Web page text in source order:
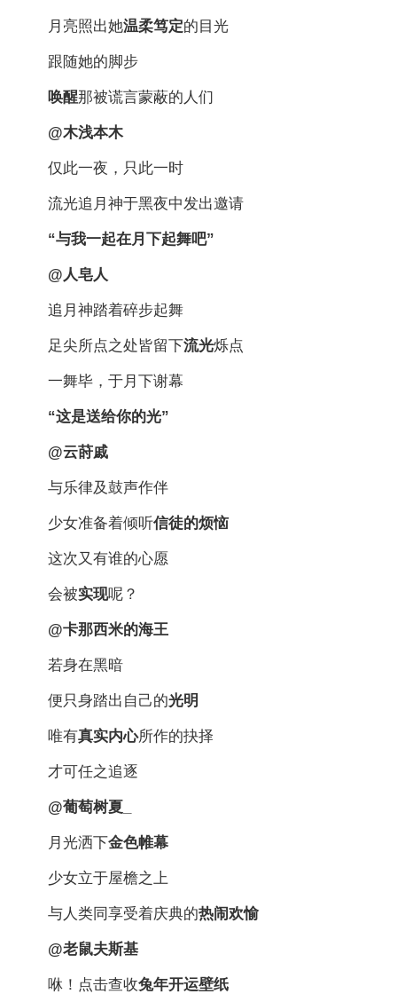
月亮照出她温柔笃定的目光
跟随她的脚步
唤醒那被谎言蒙蔽的人们
@木浅本木
仅此一夜，只此一时
流光追月神于黑夜中发出邀请
“与我一起在月下起舞吧”
@人皂人
追月神踏着碎步起舞
足尖所点之处皆留下流光烁点
一舞毕，于月下谢幕
“这是送给你的光”
@云莳戚
与乐律及鼓声作伴
少女准备着倾听信徒的烦恼
这次又有谁的心愿
会被实现呢？
@卡那西米的海王
若身在黑暗
便只身踏出自己的光明
唯有真实内心所作的抉择
才可任之追逐
@葡萄树夏_
月光洒下金色帷幕
少女立于屋檐之上
与人类同享受着庆典的热闹欢愉
@老鼠夫斯基
咻！点击查收兔年开运壁纸